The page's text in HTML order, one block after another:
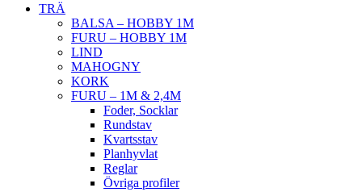
TRÄ
BALSA – HOBBY 1M
FURU – HOBBY 1M
LIND
MAHOGNY
KORK
FURU – 1M & 2,4M
Foder, Socklar
Rundstav
Kvartsstav
Planhyvlat
Reglar
Övriga profiler